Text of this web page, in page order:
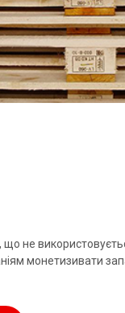
що не
монетизивати